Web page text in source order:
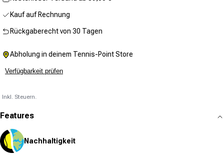
Kauf auf Rechnung
Rückgaberecht von 30 Tagen
Abholung in deinem Tennis-Point Store
Verfügbarkeit prüfen
Inkl. Steuern.
Features
Nachhaltigkeit